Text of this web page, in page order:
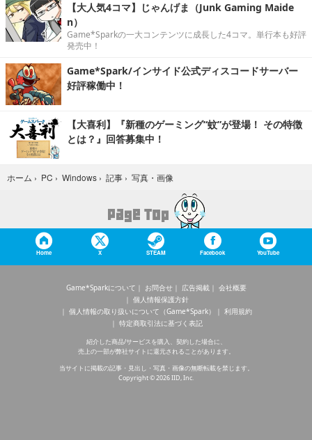
【大人気4コマ】じゃんげま（Junk Gaming Maide
n）
Game*Sparkの一大コンテンツに成長した4コマ。単行本も好評
発売中！
Game*Spark/インサイド公式ディスコードサーバー
好評稼働中！
【大喜利】『新種のゲーミング“蚊”が登場！ その特徴
とは？』回答募集中！
ホーム › PC › Windows › 記事 › 写真・画像
Home X STEAM Facebook YouTube
Game*Sparkについて お問合せ 広告掲載
会社概要
個人情報保護方針
個人情報の取り扱いについて（Game*Spark）
利用規約
特定商取引法に基づく表記
紹介した商品/サービスを購入、契約した場合に、
売上の一部が弊社サイトに還元されることがあります。
当サイトに掲載の記事・見出し・写真・画像の無断転載を禁じます。
Copyright © 2026 IID, Inc.